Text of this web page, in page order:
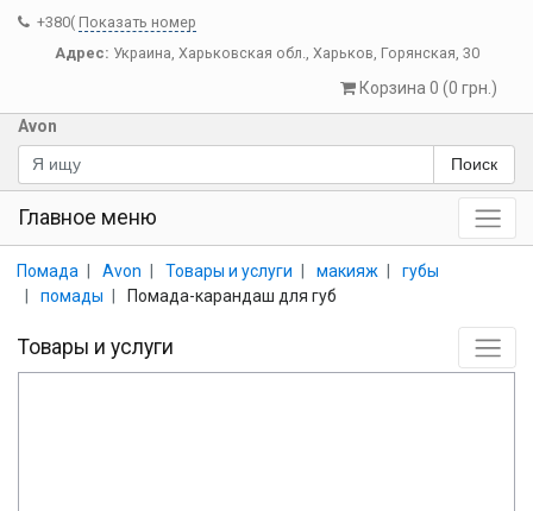
+380( Показать номер
Адрес: Украина, Харьковская обл., Харьков, Горянская, 30
Корзина 0 (0 грн.)
Avon
Поиск
Главное меню
Помада Avon Товары и услуги макияж
губы
помады
Помада-карандаш для губ
Товары и услуги